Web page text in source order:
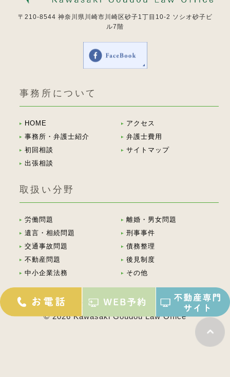
〒210-8544 神奈川県川崎市川崎区砂子1丁目10-2 ソシオ砂子ビ
ル7階
事務所について
HOME
事務所・弁護士紹介
初回相談
出張相談
アクセス
弁護士費用
サイトマップ
取扱い分野
労働問題
遺言・相続問題
交通事故問題
不動産問題
中小企業法務
離婚・男女問題
刑事事件
債務整理
後見制度
その他
川崎で弁護士への法律相談なら川崎合同法律事務所へ
© 2026 Kawasaki Goudou Law Office